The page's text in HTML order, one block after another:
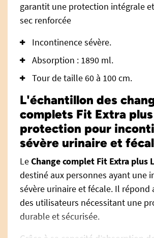
garantit une protection intégrale
sec renforcée
Incontinence sévère.
Absorption : 1890 ml.
Tour de taille 60 à 100 cm.
L'échantillon des
complets Fit Extra plus
protection pour
sévère urinaire et
LeChange complet Fit Extra plus
destiné aux personnes ayant une
sévère urinaire et fécale. Il répond
des utilisateurs nécessitant une
durable et sécurisée.